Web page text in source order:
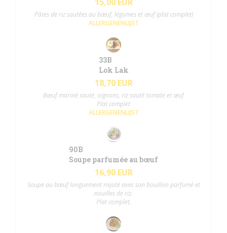
Pâtes de riz sautées au bœuf, légumes et œuf (plat complet)
ALLERGENENLIJST
33B
Lok Lak
18,70 EUR
Bœuf mariné sauté, oignons, riz sauté tomate et œuf
Plat complet
ALLERGENENLIJST
90B
Soupe parfumée au bœuf
16,90 EUR
Soupe au bœuf longuement mijoté avec son bouillon parfumé et
nouilles de riz.
Plat complet.